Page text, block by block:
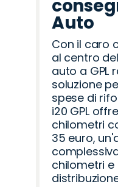
Auto
Con il caro
al centro
auto a GPL
soluzione
spese di
i20 GPL
chilometri
35 euro,
chilometri e